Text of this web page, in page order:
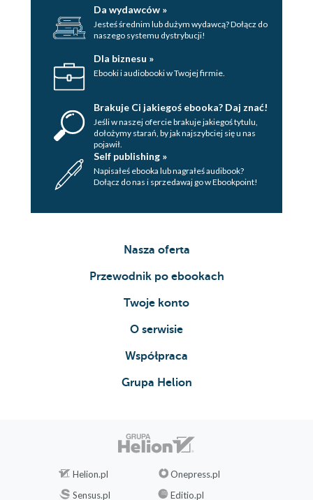
Da wydawców »
Jesteś średnim lub dużym wydawcą? Dołącz do
naszego systemu dystrybucji!
Dla biznesu »
Ebooki i audiobooki w Twojej firmie.
Brakuje Ci jakiegoś ebooka? Daj znać!
Jeśli w naszej ofercie brakuje jakiegoś tytulu,
dołożymy starań, by jak najszybciej się u nas
pojawił.
Self publishing »
Napisałeś ebooka lub nagrałeś audibook?
Dołącz do nas i sprzedawaj go w Ebookpoint!
Nasza oferta
Przewodnik po ebookach
Twoje konto
O serwisie
Współpraca
Grupa Helion
Helion.pl
Onepress.pl
Sensus.pl
Editio.pl